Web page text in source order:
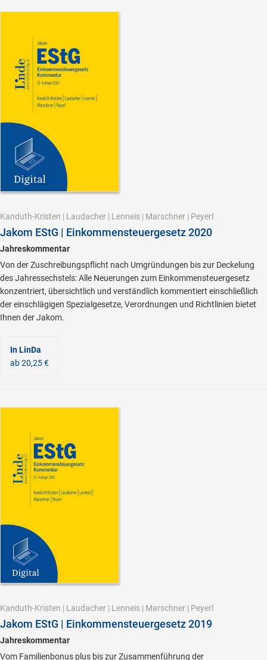
Kanduth-Kristen | Laudacher | Lenneis | Marschner | Peyerl
Jakom EStG | Einkommensteuergesetz 2020
Jahreskommentar
Von der Zuschreibungspflicht nach Umgründungen bis zur Deckelung
des Jahressechstels: Alle Neuerungen zum Einkommensteuergesetz
konzentriert, übersichtlich und verständlich kommentiert einschließlich
der einschlägigen Spezialgesetze, Verordnungen und Richtlinien bietet
Ihnen der Jakom.
In LinDa
ab 20,25 €
Kanduth-Kristen | Laudacher | Lenneis | Marschner | Peyerl
Jakom EStG | Einkommensteuergesetz 2019
Jahreskommentar
Vom Familienbonus plus bis zur Zusammenführung der